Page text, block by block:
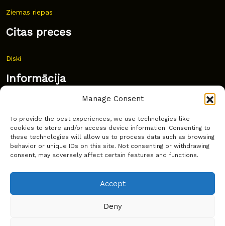
Manage Consent
To provide the best experiences, we use technologies like
cookies to store and/or access device information. Consenting to
these technologies will allow us to process data such as browsing
behavior or unique IDs on this site. Not consenting or withdrawing
consent, may adversely affect certain features and functions.
Accept
Deny
Ziemas riepas
Citas preces
Diski
Informācija
Bieži uzdoti jautājumi
Kur pirkt?
Sīkdatņu politika